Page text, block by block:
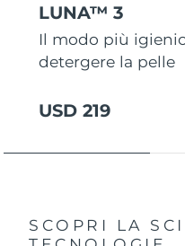
LUNA™ 3
Il modo più
detergere la pelle
USD 219
SCOPRI LA